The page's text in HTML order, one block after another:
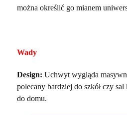
można określić go mianem
Wady
Design: Uchwyt wygląda
polecany bardziej do szkół czy
do domu.